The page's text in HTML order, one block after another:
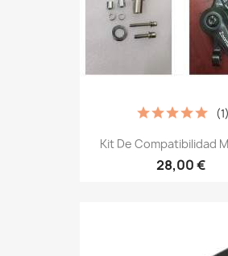
Kit De Compatibilidad
28,00 €
(1)